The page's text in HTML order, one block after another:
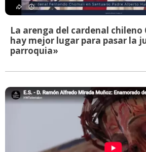
La arenga del cardenal chileno
hay mejor lugar para pasar la
parroquia»